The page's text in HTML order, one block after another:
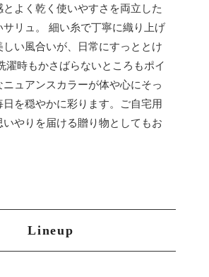
よく乾く使いやすさを両立した
リュ。 細い糸で丁寧に織り上げ
しい風合いが、日常にすっととけ
濯時もかさばらないところもポイ
ニュアンスカラーが体や心にそっ
日を穏やかに彩ります。ご自宅用
やりを届ける贈り物としてもお
Lineup